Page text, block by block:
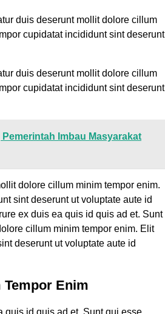
duis deserunt mollit dolore cillum
cupidatat incididunt sint deserunt
duis deserunt mollit dolore cillum
cupidatat incididunt sint deserunt
Imbau Masyarakat
dolore cillum minim tempor enim.
sint deserunt ut voluptate aute id
ex duis ea quis id quis ad et. Sunt
cillum minim tempor enim. Elit
deserunt ut voluptate aute id
Enim